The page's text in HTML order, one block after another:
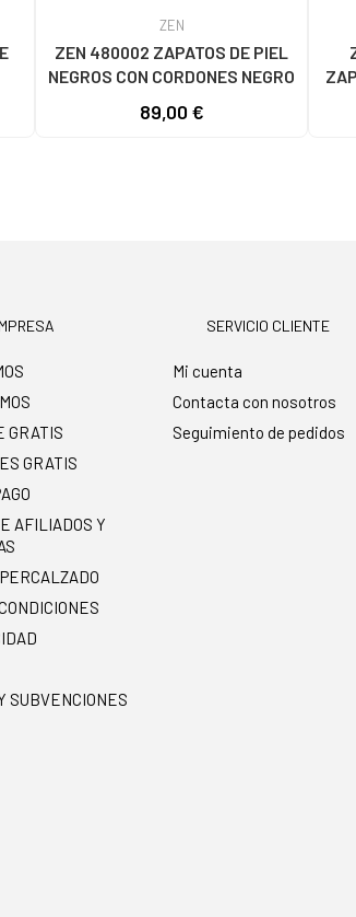
ZEN
ZEN 480002 ZAPATOS DE PIEL
NEGROS CON CORDONES NEGRO
89,00 €
GRATIS
GRATIS
AFILIADOS Y
SUBVENCIONES
SERVICIO CLIENTE
Mi cuenta
Contacta con nosotros
Seguimiento de pedidos